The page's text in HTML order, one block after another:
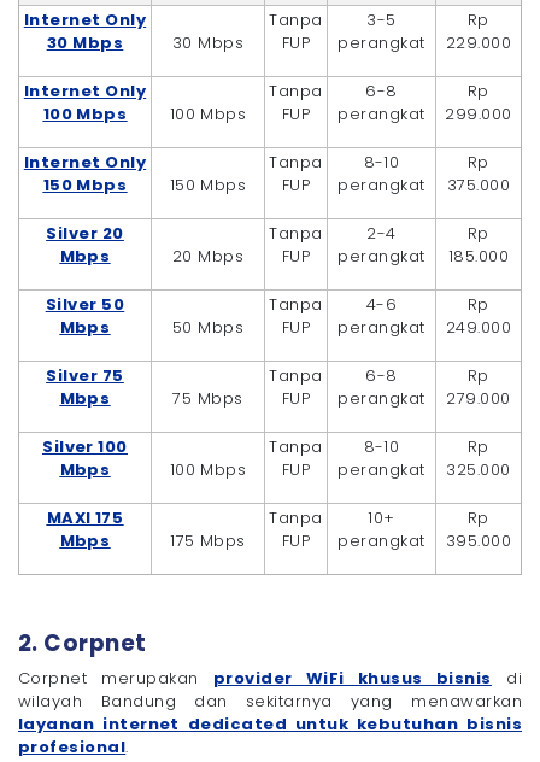
Internet Only
30 Mbps
30 Mbps
Tanpa
FUP
3-5
perangkat
Rp
229.000
Internet Only
100 Mbps
100 Mbps
Tanpa
FUP
6-8
perangkat
Rp
299.000
Internet Only
150 Mbps
150 Mbps
Tanpa
FUP
8-10
perangkat
Rp
375.000
Silver 20
Mbps
20 Mbps
Tanpa
FUP
2-4
perangkat
Rp
185.000
Silver 50
Mbps
50 Mbps
Tanpa
FUP
4-6
perangkat
Rp
249.000
Silver 75
Mbps
75 Mbps
Tanpa
FUP
6-8
perangkat
Rp
279.000
Silver 100
Mbps
100 Mbps
Tanpa
FUP
8-10
perangkat
Rp
325.000
MAXI 175
Mbps
175 Mbps
Tanpa
FUP
10+
perangkat
Rp
395.000
2. Corpnet
Corpnet merupakan provider WiFi khusus bisnis di
wilayah Bandung dan sekitarnya yang menawarkan
layanan internet dedicated untuk kebutuhan bisnis
profesional.